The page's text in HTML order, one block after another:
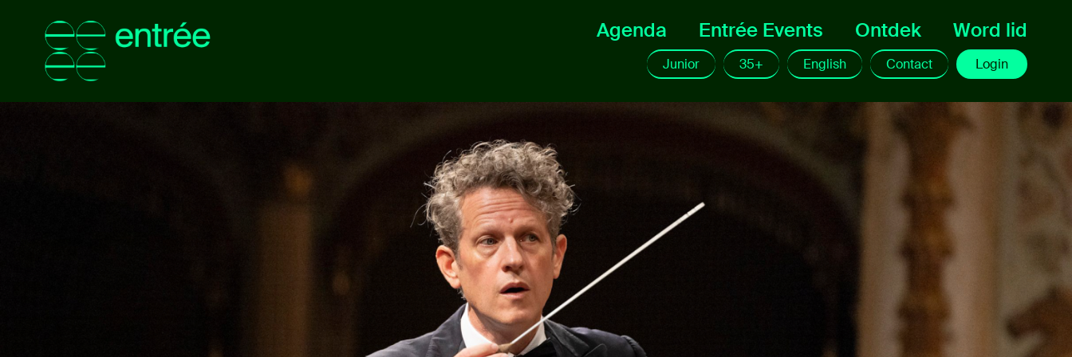
Agenda Entrée Events Ontdek Word lid
Junior 35+ English Contact Login